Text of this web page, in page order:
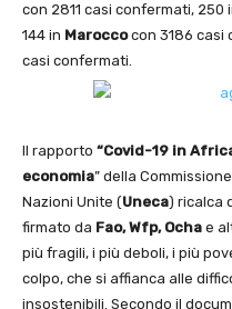
con 2811 casi confermati, 250
144 in Maroccocon 3186 casi
casi confermati.
Il rapporto “Covid-19 in
economia” della
Nazioni Unite (Uneca) ricalca
firmato da Fao, Wfp, Ocha e
più fragili, i più deboli, i più
colpo, che si affianca alle
insostenibili. Secondo il